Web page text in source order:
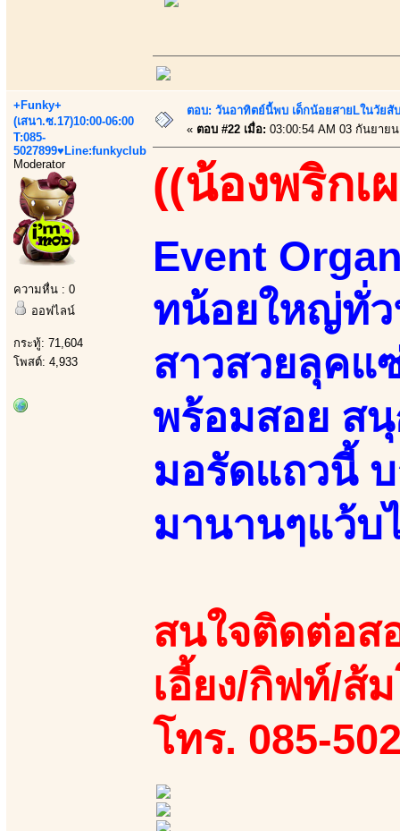
+Funky+
(เสนา.ซ.17)10:00-06:00
T:085-
5027899♥Line:funkyclub
Moderator
ความหื่น : 0
ออฟไลน์
กระทู้: 71,604
โพสต์: 4,933
ตอบ: วันอาทิตย์นี้พบ เด็กน้อยสายLในวัย
« ตอบ #22 เมื่อ: 03:00:54 AM 03 กันยาย
((น้องพริกเ
Event
ทน้อยใหญ่ทั่ว
สาวสวยลุคแ
พร้อมสอย ส
มอรัดแถวนี้
มานานๆแว้บ
สนใจติดต่อส
เอี้ยง/กิฟท์/ส้
โทร. 085-